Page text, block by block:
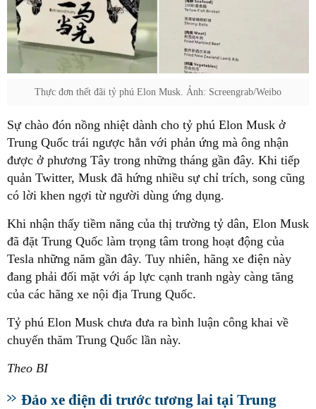
Thực đơn thết đãi tỷ phú Elon Musk. Ảnh: Screengrab/Weibo
Sự chào đón nồng nhiệt dành cho tỷ phú Elon Musk ở
Trung Quốc trái ngược hẳn với phản ứng mà ông nhận
được ở phương Tây trong những tháng gần đây. Khi tiếp
quản Twitter, Musk đã hứng nhiều sự chỉ trích, song cũng
có lời khen ngợi từ người dùng ứng dụng.
Khi nhận thấy tiềm năng của thị trường tỷ dân, Elon Musk
đã đặt Trung Quốc làm trọng tâm trong hoạt động của
Tesla những năm gần đây. Tuy nhiên, hãng xe điện này
đang phải đối mặt với áp lực cạnh tranh ngày càng tăng
của các hãng xe nội địa Trung Quốc.
Tỷ phú Elon Musk chưa đưa ra bình luận công khai về
chuyến thăm Trung Quốc lần này.
Theo BI
Đảo xe điện đi trước tương lai tại Trung